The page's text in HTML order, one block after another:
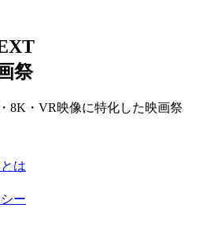
祭
8K・VR映像に特化した映画祭
は
ー